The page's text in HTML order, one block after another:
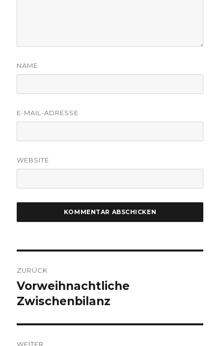
NAME
E-MAIL-ADRESSE
WEBSITE
ZURÜCK
Vorheriger
Beitrag:
Vorweihnachtliche
Zwischenbilanz
WEITER